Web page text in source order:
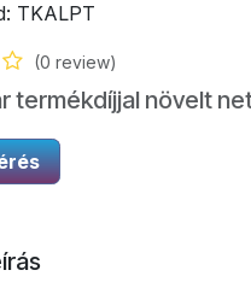
TKALPT
(0 review)
termékdíjjal növelt